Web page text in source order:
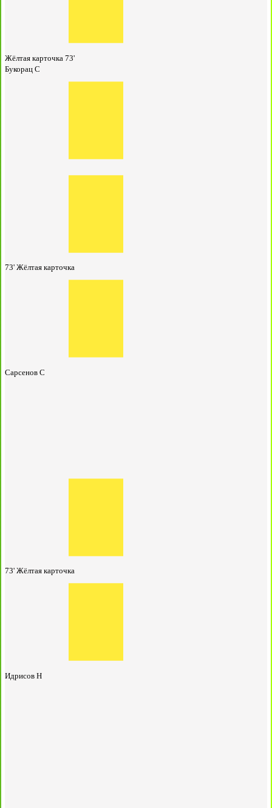
Жёлтая карточка 73'
Букорац С
73' Жёлтая карточка
Сарсенов С
73' Жёлтая карточка
Идрисов Н